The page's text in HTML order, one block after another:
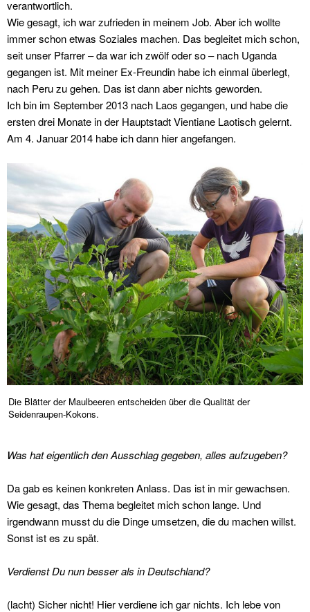
verantwortlich.
Wie gesagt, ich war zufrieden in meinem Job. Aber ich wollte
immer schon etwas Soziales machen. Das begleitet mich schon,
seit unser Pfarrer – da war ich zwölf oder so – nach Uganda
gegangen ist. Mit meiner Ex-Freundin habe ich einmal überlegt,
nach Peru zu gehen. Das ist dann aber nichts geworden.
Ich bin im September 2013 nach Laos gegangen, und habe die
ersten drei Monate in der Hauptstadt Vientiane Laotisch gelernt.
Am 4. Januar 2014 habe ich dann hier angefangen.
Die Blätter der Maulbeeren entscheiden über die Qualität der
Seidenraupen-Kokons.
Was hat eigentlich den Ausschlag gegeben, alles aufzugeben?
Da gab es keinen konkreten Anlass. Das ist in mir gewachsen.
Wie gesagt, das Thema begleitet mich schon lange. Und
irgendwann musst du die Dinge umsetzen, die du machen willst.
Sonst ist es zu spät.
Verdienst Du nun besser als in Deutschland?
(lacht) Sicher nicht! Hier verdiene ich gar nichts. Ich lebe von